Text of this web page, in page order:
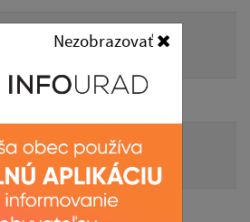
Nezobrazovať
Referendá
a VÚC voľby